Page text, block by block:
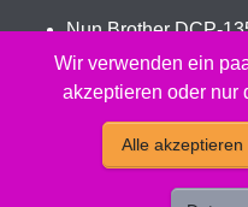
Nun Brother DCP-
Jetzt LC-970/LC-
2026 - Peach
Wir verwenden ein
akzeptieren oder nur
Alle akzeptieren